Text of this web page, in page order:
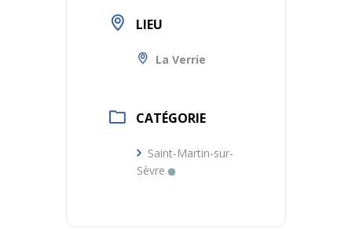
LIEU
La Verrie
CATÉGORIE
Saint-Martin-sur-
Sèvre